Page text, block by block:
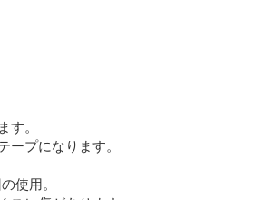
。
プになります。
使用。